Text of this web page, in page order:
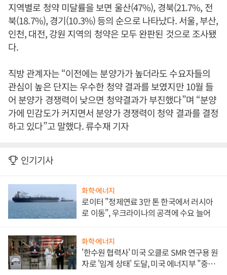
지역별로 청약 미달률을 보면 울산(47%), 경북(21.7%, 전
북(18.7%), 경기(10.3%) 등의 순으로 나타났다. 서울, 부산,
인천, 대전, 강원 지역의 청약은 모두 완판된 것으로 조사됐
다.
직방 관계자는 “이전에는 분양가가 높더라도 수요자들의
관심이 높은 단지는 우수한 청약 결과를 보였지만 10월 들
어 분양가 경쟁력이 낮으면 청약결과가 부진했다”며 “분양
가에 민감도가 커지면서 분양가 경쟁력이 청약 결과를 결정
하고 있다”고 말했다. 류수재 기자
인기기사
화학·에너지
로이터 "정제연료 3만 톤 한국에서 러시아
로 이동", 우크라이나의 공격에 수요 늘어
화학·에너지
'한수원 협력사' 미국 오클로 SMR 연구용 원
자로 '임계 상태' 도달, 미국 에너지부 "중요